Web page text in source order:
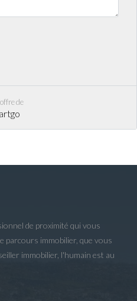
de
de proximité qui vous
parcours immobilier, que vous
immobilier, l'humain est au